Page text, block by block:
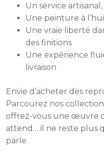
Un service
Une peinture à
Une vraie liberté
des finitions
Une expérience
livraison
Envie d’acheter des
Parcourez nos
offrez-vous une œuvre
attend… il ne reste plus
parle.